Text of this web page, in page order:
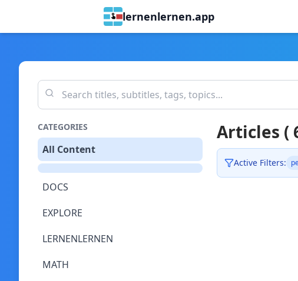
lernenlernen.app
CATEGORIES
All Content
DOCS
EXPLORE
LERNENLERNEN
MATH
Articles (
Active Filters: